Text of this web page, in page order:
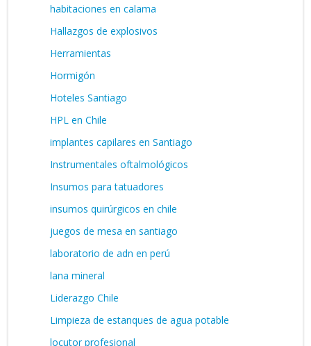
habitaciones en calama
Hallazgos de explosivos
Herramientas
Hormigón
Hoteles Santiago
HPL en Chile
implantes capilares en Santiago
Instrumentales oftalmológicos
Insumos para tatuadores
insumos quirúrgicos en chile
juegos de mesa en santiago
laboratorio de adn en perú
lana mineral
Liderazgo Chile
Limpieza de estanques de agua potable
locutor profesional